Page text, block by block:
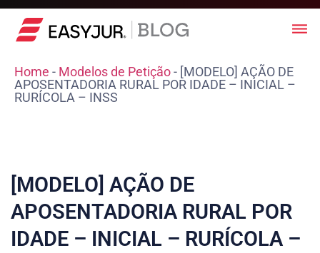
Home - Modelos de Petição- [MODELO] AÇÃO DE
APOSENTADORIA RURAL POR IDADE – INICIAL –
RURÍCOLA – INSS
[MODELO] AÇÃO DE
APOSENTADORIA RURAL POR
IDADE – INICIAL – RURÍCOLA –